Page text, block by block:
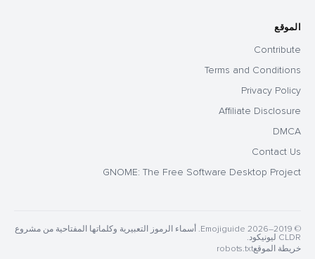
الموقع
Contribute
Terms and Conditions
Privacy Policy
Affiliate Disclosure
DMCA
Contact Us
GNOME: The Free Software Desktop Project
© 2019–2026 Emojiguide. أسماء الرموز التعبيرية وكلماتها المفتاحية من مشروع
CLDR ليونيكود.
خريطة الموقعrobots.txt